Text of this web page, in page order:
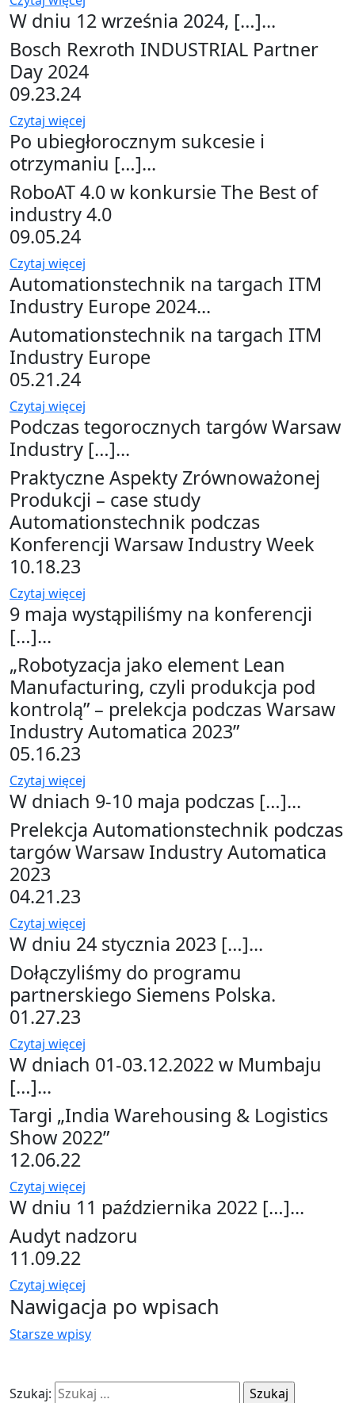
W dniu 12 września 2024, […]...
Bosch Rexroth INDUSTRIAL Partner
Day 2024
09.23.24
Czytaj więcej
Po ubiegłorocznym sukcesie i
otrzymaniu […]...
RoboAT 4.0 w konkursie The Best of
industry 4.0
09.05.24
Czytaj więcej
Automationstechnik na targach ITM
Industry Europe 2024...
Automationstechnik na targach ITM
Industry Europe
05.21.24
Czytaj więcej
Podczas tegorocznych targów Warsaw
Industry […]...
Praktyczne Aspekty Zrównoważonej
Produkcji – case study
Automationstechnik podczas
Konferencji Warsaw Industry Week
10.18.23
Czytaj więcej
9 maja wystąpiliśmy na konferencji
[…]...
„Robotyzacja jako element Lean
Manufacturing, czyli produkcja pod
kontrolą” – prelekcja podczas Warsaw
Industry Automatica 2023”
05.16.23
Czytaj więcej
W dniach 9-10 maja podczas […]...
Prelekcja Automationstechnik podczas
targów Warsaw Industry Automatica
2023
04.21.23
Czytaj więcej
W dniu 24 stycznia 2023 […]...
Dołączyliśmy do programu
partnerskiego Siemens Polska.
01.27.23
Czytaj więcej
W dniach 01-03.12.2022 w Mumbaju
[…]...
Targi „India Warehousing & Logistics
Show 2022”
12.06.22
Czytaj więcej
W dniu 11 października 2022 […]...
Audyt nadzoru
11.09.22
Czytaj więcej
Nawigacja po wpisach
Starsze wpisy
Szukaj: